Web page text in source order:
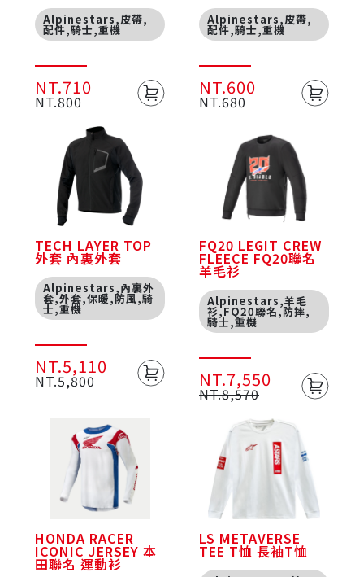
Alpinestars,皮帶,
配件,騎士,重機
NT.800
NT.710
Alpinestars,皮帶,
配件,騎士,重機
NT.680
NT.600
TECH LAYER TOP
外套 內裏外套
Alpinestars,內裏外
套,外套,保暖,防風,騎
士,重機
NT.5,800
NT.5,110
FQ20 LEGIT CREW
FLEECE FQ20聯名
羊毛衫
Alpinestars,羊毛
衫,FQ20聯名,防摔,
騎士,重機
NT.8,570
NT.7,550
HONDA RACER
ICONIC JERSEY 本
田聯名 運動衫
LS METAVERSE
TEE T恤 長袖T恤